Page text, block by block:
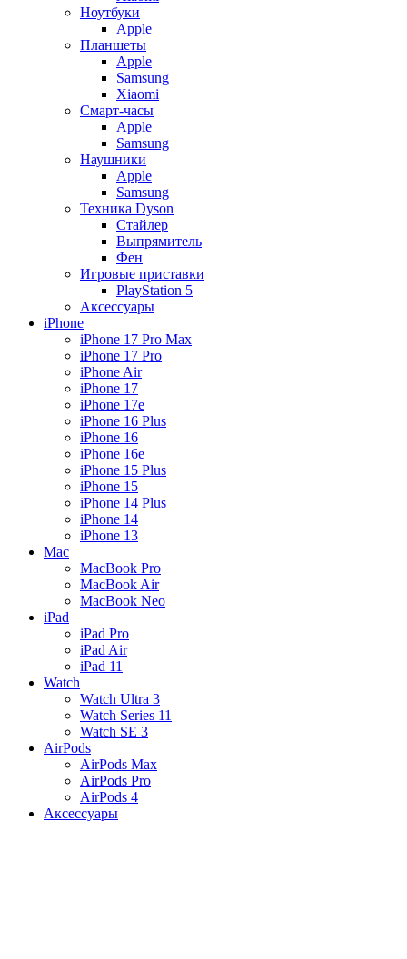
Ноутбуки
Apple
Планшеты
Apple
Samsung
Xiaomi
Смарт-часы
Apple
Samsung
Наушники
Apple
Samsung
Техника Dyson
Стайлер
Выпрямитель
Фен
Игровые приставки
PlayStation 5
Аксессуары
iPhone
iPhone 17 Pro Max
iPhone 17 Pro
iPhone Air
iPhone 17
iPhone 17e
iPhone 16 Plus
iPhone 16
iPhone 16e
iPhone 15 Plus
iPhone 15
iPhone 14 Plus
iPhone 14
iPhone 13
Mac
MacBook Pro
MacBook Air
MacBook Neo
iPad
iPad Pro
iPad Air
iPad 11
Watch
Watch Ultra 3
Watch Series 11
Watch SE 3
AirPods
AirPods Max
AirPods Pro
AirPods 4
Аксессуары